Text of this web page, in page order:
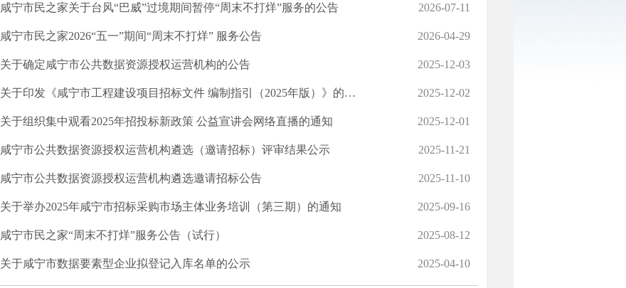
咸宁市民之家关于台风“巴威”过境期间暂停“周末不打烊”服务的公告 2026-07-11
咸宁市民之家2026“五一”期间“周末不打烊” 服务公告 2026-04-29
关于确定咸宁市公共数据资源授权运营机构的公告 2025-12-03
关于印发《咸宁市工程建设项目招标文件 编制指引（2025年版）》的通知 2025-12-02
关于组织集中观看2025年招投标新政策 公益宣讲会网络直播的通知 2025-12-01
咸宁市公共数据资源授权运营机构遴选（邀请招标）评审结果公示 2025-11-21
咸宁市公共数据资源授权运营机构遴选邀请招标公告 2025-11-10
关于举办2025年咸宁市招标采购市场主体业务培训（第三期）的通知 2025-09-16
咸宁市民之家“周末不打烊”服务公告（试行） 2025-08-12
关于咸宁市数据要素型企业拟登记入库名单的公示 2025-04-10